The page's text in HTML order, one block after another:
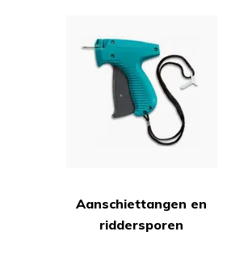
Aanschiettangen en
riddersporen